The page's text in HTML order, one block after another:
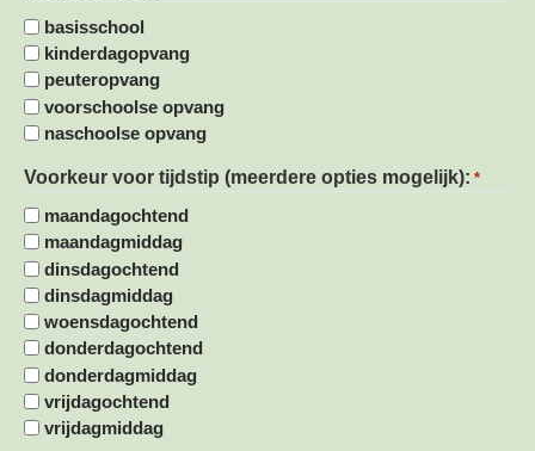
basisschool
kinderdagopvang
peuteropvang
voorschoolse opvang
naschoolse opvang
Voorkeur voor tijdstip (meerdere opties mogelijk): *
maandagochtend
maandagmiddag
dinsdagochtend
dinsdagmiddag
woensdagochtend
donderdagochtend
donderdagmiddag
vrijdagochtend
vrijdagmiddag